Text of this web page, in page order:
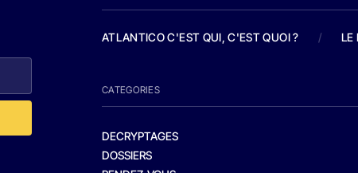
ATLANTICO C'EST QUI, C'EST QUOI ? / LE
CATEGORIES
DECRYPTAGES
DOSSIERS